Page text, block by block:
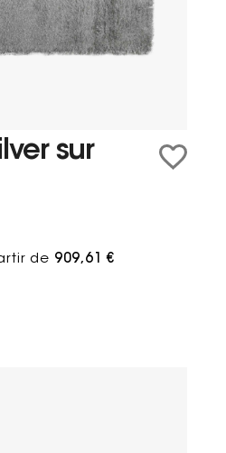
sur
de 909,61 €